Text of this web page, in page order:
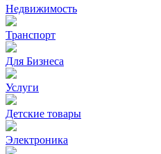
Недвижимость
Транспорт
Для Бизнеса
Услуги
Детские товары
Электроника